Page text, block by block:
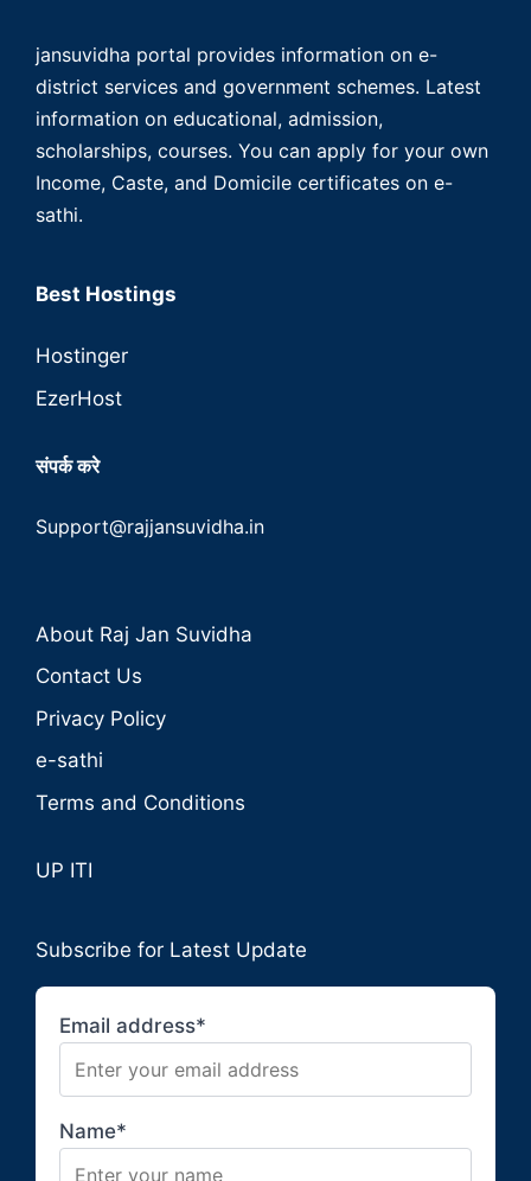
jansuvidha portal provides information on e-
district services and government schemes. Latest
information on educational, admission,
scholarships, courses. You can apply for your own
Income, Caste, and Domicile certificates on e-
sathi.
Best Hostings
Hostinger
EzerHost
संपर्क करे
Support@rajjansuvidha.in
About Raj Jan Suvidha
Contact Us
Privacy Policy
e-sathi
Terms and Conditions
UP ITI
Subscribe for Latest Update
Email address*
Name*